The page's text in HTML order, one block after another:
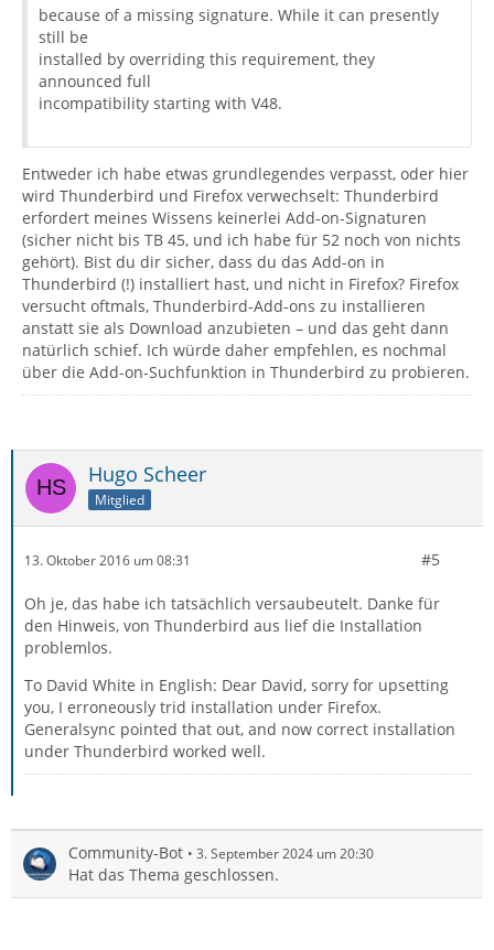
because of a missing signature. While it can presently
still be
installed by overriding this requirement, they
announced full
incompatibility starting with V48.
Entweder ich habe etwas grundlegendes verpasst, oder hier
wird Thunderbird und Firefox verwechselt: Thunderbird
erfordert meines Wissens keinerlei Add-on-Signaturen
(sicher nicht bis TB 45, und ich habe für 52 noch von nichts
gehört). Bist du dir sicher, dass du das Add-on in
Thunderbird (!) installiert hast, und nicht in Firefox? Firefox
versucht oftmals, Thunderbird-Add-ons zu installieren
anstatt sie als Download anzubieten – und das geht dann
natürlich schief. Ich würde daher empfehlen, es nochmal
über die Add-on-Suchfunktion in Thunderbird zu probieren.
Hugo Scheer
Mitglied
13. Oktober 2016 um 08:31 #5
Oh je, das habe ich tatsächlich versaubeutelt. Danke für
den Hinweis, von Thunderbird aus lief die Installation
problemlos.
To David White in English: Dear David, sorry for upsetting
you, I erroneously trid installation under Firefox.
Generalsync pointed that out, and now correct installation
under Thunderbird worked well.
Community-Bot 3. September 2024 um 20:30
Hat das Thema geschlossen.